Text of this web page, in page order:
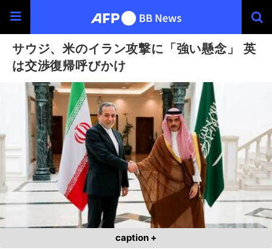
サウジ、米のイラン攻撃に「強い懸念」 英
は交渉復帰呼びかけ
caption +